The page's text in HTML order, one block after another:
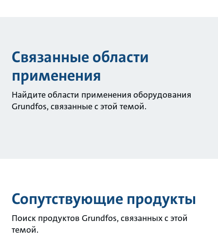
Связанные области
применения
Найдите области применения оборудования
Grundfos, связанные с этой темой.
Сопутствующие продукты
Поиск продуктов Grundfos, связанных с этой
темой.